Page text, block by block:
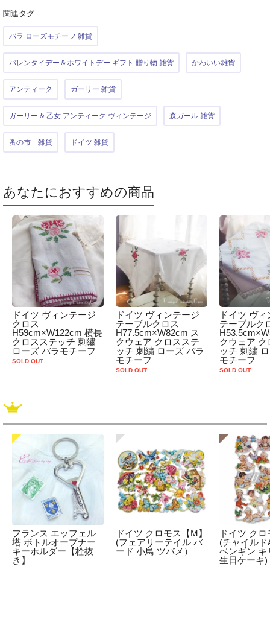
関連タグ
バラ ローズモチーフ 雑貨
バレンタイデー＆ホワイトデー ギフト 贈り物 雑貨 かわいい雑貨
アンティーク ガーリー 雑貨
ガーリー & 乙女 アンティーク ヴィンテージ 森ガール 雑貨
蚤の市 雑貨 ドイツ 雑貨
あなたにおすすめの商品
ドイツ ヴィンテージ
クロス
H59cm×W122cm 横長
クロスステッチ 刺繍
ローズ バラモチーフ
SOLD OUT
ドイツ ヴィンテージ
テーブルクロス
H77.5cm×W82cm ス
クウェア クロスステ
ッチ 刺繍 ローズ バラ
モチーフ
SOLD OUT
ドイツ ヴ
テーブルク
クウェア ク
ッチ 刺繍
モチーフ
SOLD OUT
フランス エッフェル
塔 ボトルオープナー
キーホルダー【栓抜
き】
ドイツ クロモス【M】
(フェアリーテイル バ
ード 小鳥 ツバメ）
ドイツ ク
(チャイルド
ペンギン キ
生日ケーキ)